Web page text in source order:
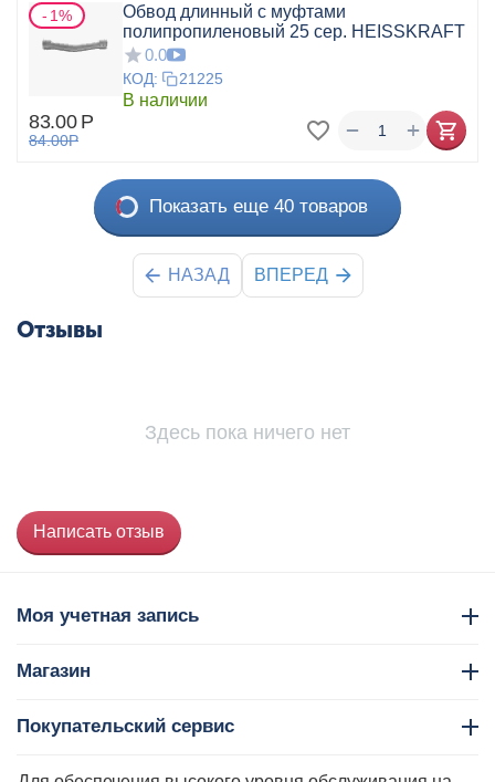
1%
Обвод длинный с муфтами
полипропиленовый 25 сер. HEISSKRAFT
0.0
КОД: 21225
В наличии
83.00 Р
84.00Р +
−
Показать еще 40 товаров
НАЗАД ВПЕРЕД
Отзывы
Здесь пока ничего нет
Написать отзыв
Моя учетная запись
Магазин
Покупательский сервис